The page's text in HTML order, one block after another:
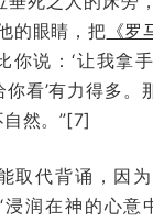
的眼睛，把 《
你说：‘让我拿
你看’有力得多。
然。”[7]
取代背诵，因
润在神的心意